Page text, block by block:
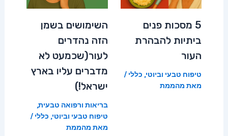
5 מסכות פנים
ביתיות להבהרת
העור
טיפוח טבעי וביוטי, כללי /
מאת מהממת
השימושים בשמן
הזה נהדרים
לעור(שכמעט לא
מדברים עליו בארץ
ישראל!)
בריאות ורפואה טבעית,
טיפוח טבעי וביוטי, כללי /
מאת מהממת